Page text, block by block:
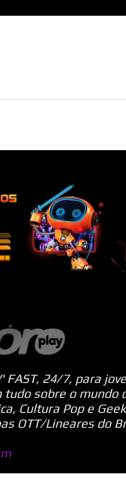
24/7, para
tudo sobre o mundo
Cultura Pop e
OTT/Lineares do